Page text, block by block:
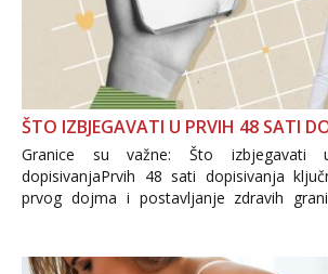
ŠTO IZBJEGAVATI U PRVIH 48 SATI
Granice su važne: Što
dopisivanjaPrvih 48 sati dopisivanja
prvog dojma i postavljanje zdravih
Važno je izbjeći prebrzo otkrivanje
informacija, jer nepoznata osoba
povjerenje. Takođe...